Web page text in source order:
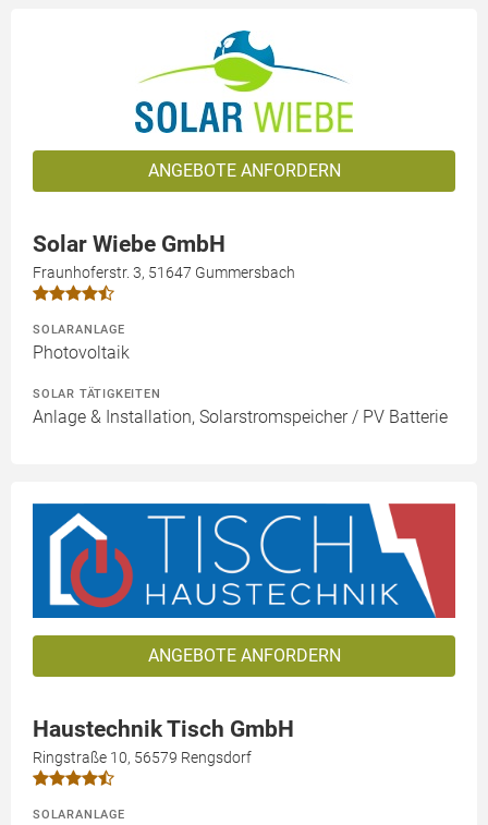
ANGEBOTE ANFORDERN
Solar Wiebe GmbH
Fraunhoferstr. 3, 51647 Gummersbach
SOLARANLAGE
Photovoltaik
SOLAR TÄTIGKEITEN
Anlage & Installation, Solarstromspeicher / PV Batterie
ANGEBOTE ANFORDERN
Haustechnik Tisch GmbH
Ringstraße 10, 56579 Rengsdorf
SOLARANLAGE